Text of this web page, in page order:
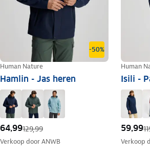
-50%
Human Nature
Hamlin - Jas heren
64,99129,99
Verkoop doorANWB
Human
Isili -
59,99
Verkoop